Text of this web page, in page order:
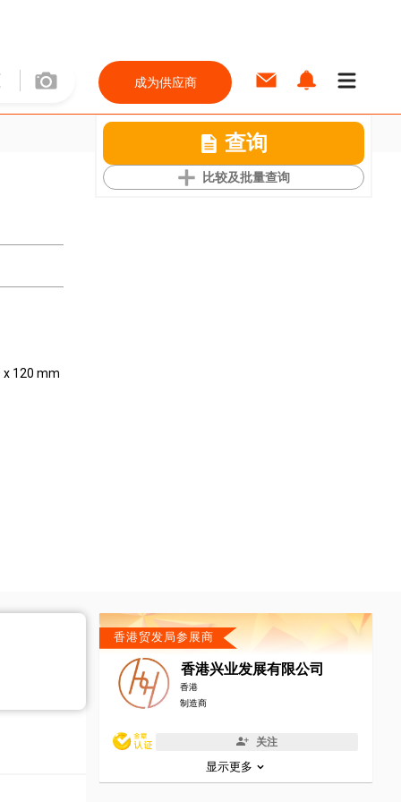
成为供应商
查询
比较及批量查询
x 120 mm
香港贸发局参展商
香港兴业发展有限公司
香港
制造商
关注
显示更多